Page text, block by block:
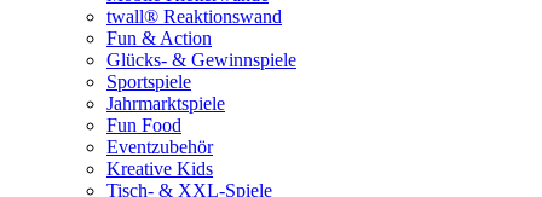
twall® Reaktionswand
Fun & Action
Glücks- & Gewinnspiele
Sportspiele
Jahrmarktspiele
Fun Food
Eventzubehör
Kreative Kids
Tisch- & XXL-Spiele